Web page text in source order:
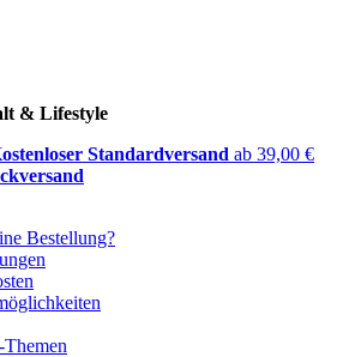
& Lifestyle
Standardversand ab 39,00 €
Bestellung?